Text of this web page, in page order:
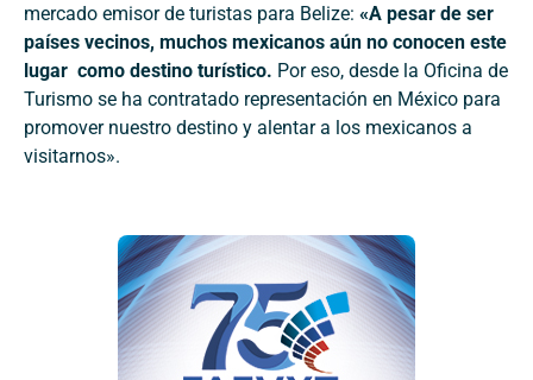
mercado emisor de turistas para Belize: «A pesar de ser
países vecinos, muchos mexicanos aún no conocen este
lugar como destino turístico. Por eso, desde la Oficina de
Turismo se ha contratado representación en México para
promover nuestro destino y alentar a los mexicanos a
visitarnos».